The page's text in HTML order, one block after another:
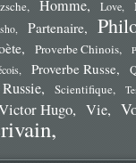
Homme Love
Partenaire
Proverbe Chinois
Proverbe Russe
Russie Scientifique
Hugo Vie